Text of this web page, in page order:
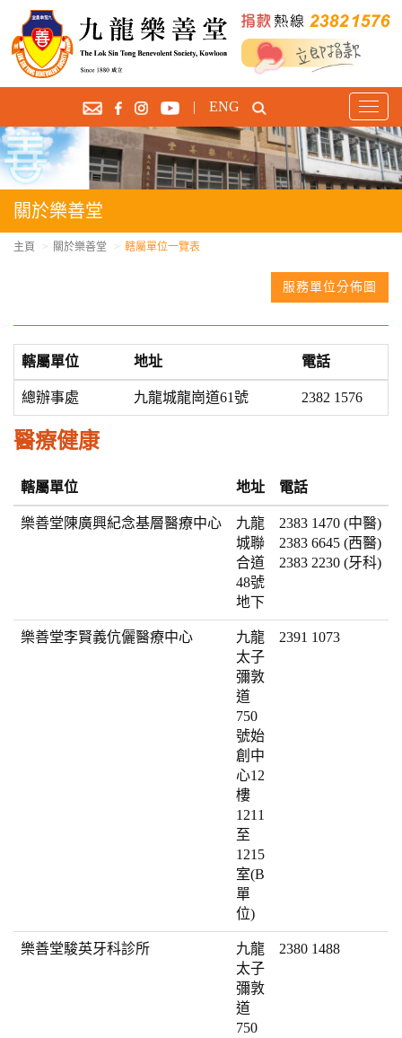
T
o
g
g
l
i
g
a
t
o
| ENG
關於樂善堂
主頁 關於樂善堂 轄屬單位一覽表
服務單位分佈圖
轄屬單位 地址 電話
總辦事處 九龍城龍崗道61號 2382 1576
醫療健康
轄屬單位 地址 電話
樂善堂陳廣興紀念基層醫療中心
九龍
城聯
合道
48號
地下
2383 1470 (中醫)
2383 6645 (西醫)
2383 2230 (牙科)
樂善堂李賢義伉儷醫療中心
九龍
太子
彌敦
道
750
號始
創中
心12
樓
1211
至
1215
室(B
單
位)
2391 1073
樂善堂駿英牙科診所
九龍
太子
彌敦
道
750
2380 1488